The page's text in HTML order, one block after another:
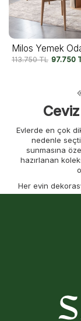
Milos Yemek
113.750TL 97.750
Ceviz
Evlerde en çok
nedenle
sunmasına
hazırlanan
Her evin
yemek odası takımı
Görsellik kadar
geniş oturma
klasik çizgilerin
Farklı
modelleri ise
kazandırır.
koleksiyonu,
getirerek evinizin